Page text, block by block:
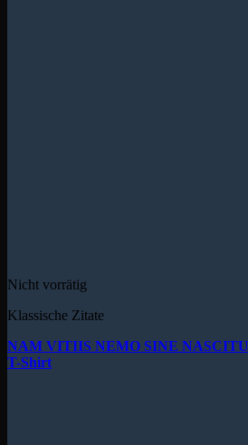
Nicht vorrätig
Klassische Zitate
NAM VITIIS NEMO SINE
T-Shirt